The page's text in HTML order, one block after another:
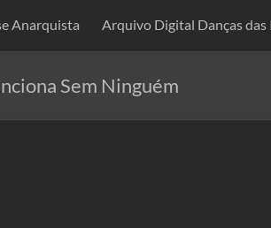
Anarquista Arquivo Digital Danças das
Sem Ninguém